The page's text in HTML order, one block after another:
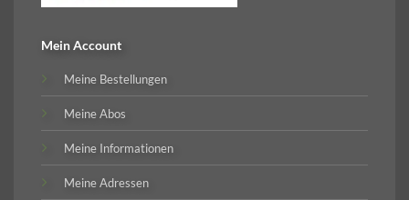
Mein Account
Meine Bestellungen
Meine Abos
Meine Informationen
Meine Adressen